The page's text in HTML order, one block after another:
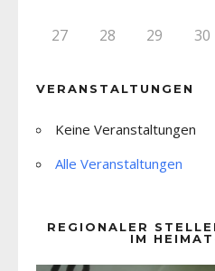
27 28 29 30
VERANSTALTUNGEN
Keine Veranstaltungen
Alle Veranstaltungen
REGIONALER
IM